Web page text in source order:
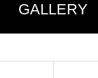
GALLERY